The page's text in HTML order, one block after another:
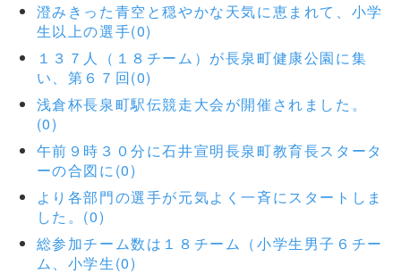
澄みきった青空と穏やかな天気に恵まれて、小学
生以上の選手(0)
１３７人（１８チーム）が長泉町健康公園に集
い、第６７回(0)
浅倉杯長泉町駅伝競走大会が開催されました。
(0)
午前９時３０分に石井宣明長泉町教育長スタータ
ーの合図に(0)
より各部門の選手が元気よく一斉にスタートしま
した。(0)
総参加チーム数は１８チーム（小学生男子６チー
ム、小学生(0)